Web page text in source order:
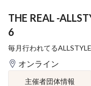
THE REAL -
6
毎月行われてる
オンライン
主催者団体情報